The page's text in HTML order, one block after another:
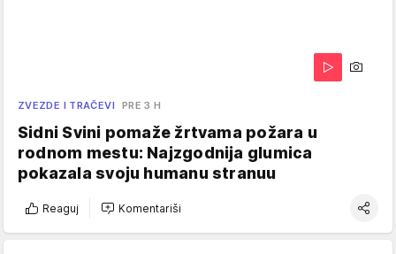
ZVEZDE I TRAČEVI PRE 3 H
Sidni Svini pomaže žrtvama požara u
rodnom mestu: Najzgodnija glumica
pokazala svoju humanu stranuu
Reaguj Komentariši